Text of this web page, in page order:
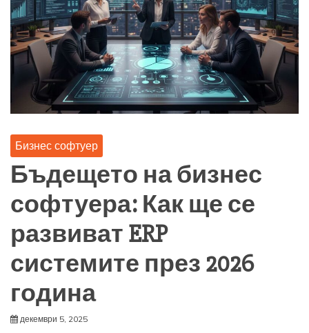
Бизнес софтуер
Бъдещето на бизнес
софтуера: Как ще се
развиват ERP
системите през 2026
година
декември 5, 2025